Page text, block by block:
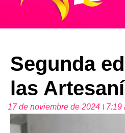
Segunda
las
17 de noviembre de 2024 7:19